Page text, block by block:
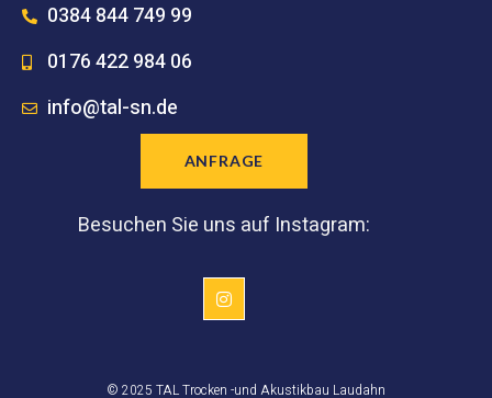
0384 844 749 99
0176 422 984 06
info@tal-sn.de
ANFRAGE
Besuchen Sie uns auf Instagram:
© 2025 TAL Trocken -und Akustikbau Laudahn